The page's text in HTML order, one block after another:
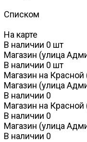
Списком
На карте
В наличии 0 шт
Магазин (улица
В наличии 0 шт
Магазин на
Магазин (улица
В наличии 0
Магазин на
В наличии 0
Магазин (улица
В наличии 0